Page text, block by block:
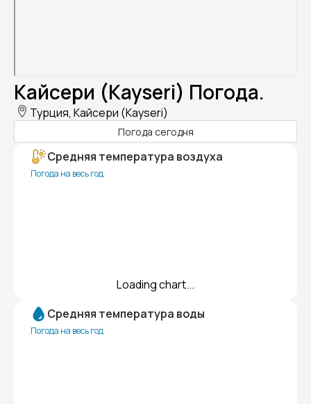
Кайсери (Kayseri) Погода.
Турция, Кайсери (Kayseri)
Погода сегодня
Средняя температура воздуха
Погода на весь год
Loading chart...
Средняя температура воды
Погода на весь год